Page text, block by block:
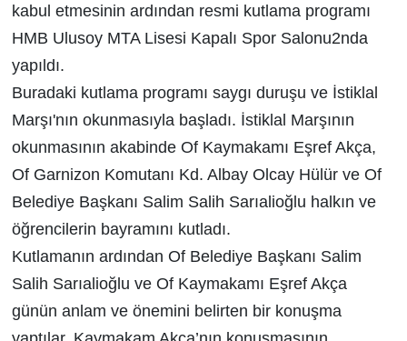
kabul etmesinin ardından resmi kutlama programı
HMB Ulusoy MTA Lisesi Kapalı Spor Salonu2nda
yapıldı.
Buradaki kutlama programı saygı duruşu ve İstiklal
Marşı'nın okunmasıyla başladı. İstiklal Marşının
okunmasının akabinde Of Kaymakamı Eşref Akça,
Of Garnizon Komutanı Kd. Albay Olcay Hülür ve Of
Belediye Başkanı Salim Salih Sarıalioğlu halkın ve
öğrencilerin bayramını kutladı.
Kutlamanın ardından Of Belediye Başkanı Salim
Salih Sarıalioğlu ve Of Kaymakamı Eşref Akça
günün anlam ve önemini belirten bir konuşma